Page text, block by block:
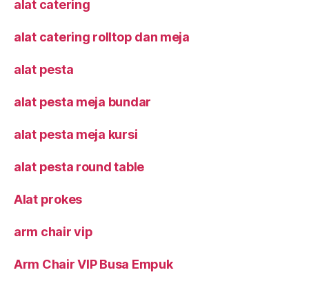
alat catering
alat catering rolltop dan meja
alat pesta
alat pesta meja bundar
alat pesta meja kursi
alat pesta round table
Alat prokes
arm chair vip
Arm Chair VIP Busa Empuk